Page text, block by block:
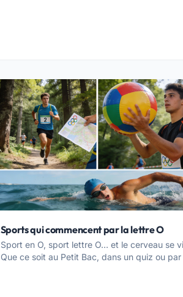
Sports qui commencent par la lettre O
Sport en O, sport lettre O… et le cerveau se
Que ce soit au Petit Bac, dans un quiz ou par